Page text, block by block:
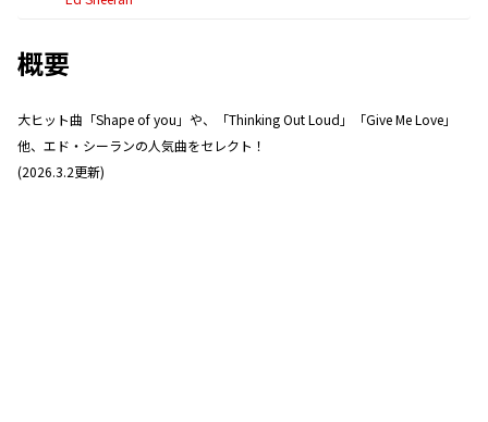
概要
大ヒット曲「Shape of you」や、「Thinking Out Loud」「Give Me Love」
他、エド・シーランの人気曲をセレクト！
(2026.3.2更新)